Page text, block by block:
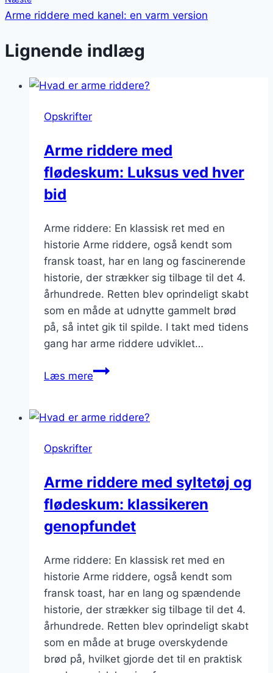
Arme riddere med kanel: en varm version
Lignende indlæg
Opskrifter
Arme riddere med
flødeskum: Luksus ved hver
bid
Arme riddere: En klassisk ret med en
historie Arme riddere, også kendt som
fransk toast, har en lang og fascinerende
historie, der strækker sig tilbage til det 4.
århundrede. Retten blev oprindeligt skabt
som en måde at udnytte gammelt brød
på, så intet gik til spilde. I takt med tidens
gang har arme riddere udviklet…
Læs mereArme
flødeskum:
bid
Opskrifter
Arme riddere med syltetøj og
flødeskum: klassikeren
genopfundet
Arme riddere: En klassisk ret med en
historie Arme riddere, også kendt som
fransk toast, har en lang og spændende
historie, der strækker sig tilbage til det 4.
århundrede. Retten blev oprindeligt skabt
som en måde at bruge overskydende
brød på, hvilket gjorde det til en praktisk